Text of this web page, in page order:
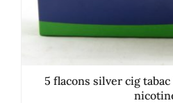
5 flacons silver cig